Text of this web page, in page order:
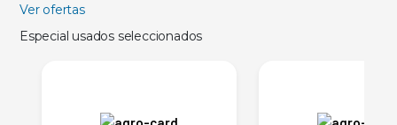
Ver ofertas
Especial usados seleccionados